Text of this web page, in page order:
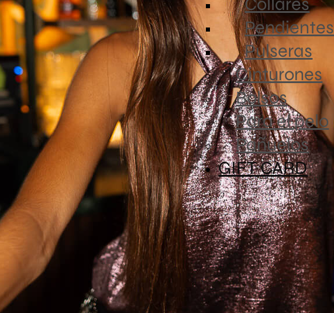
Pendientes
Pulseras
Cinturones
Bolsos
Para el pelo
Pañuelos
GIFT CARD